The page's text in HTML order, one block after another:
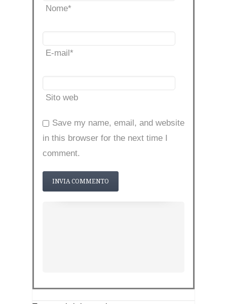
Nome*
E-mail*
Sito web
Save my name, email, and website
in this browser for the next time I
comment.